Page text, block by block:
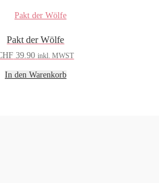
Pakt der Wölfe
39.90 inkl. MWST
In den Warenkorb